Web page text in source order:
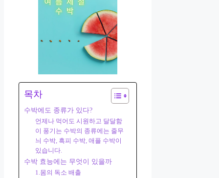
목차
수박에도 종류가 있다?
언제나 먹어도 시원하고 달달함
이 풍기는 수박의 종류에는 줄무
늬 수박, 흑피 수박, 애플 수박이
있습니다.
수박 효능에는 무엇이 있을까
1.몸의 독소 배출